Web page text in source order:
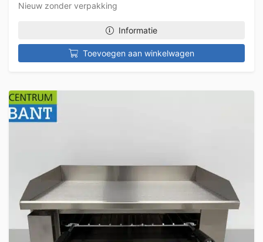
Nieuw zonder verpakking
Informatie
Toevoegen aan winkelwagen